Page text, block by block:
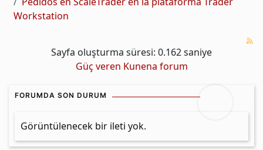
Workstation
Sayfa oluşturma süresi: 0.162 saniye
Güç veren Kunena forum
FORUMDA SON DURUM
Görüntülenecek bir ileti yok.